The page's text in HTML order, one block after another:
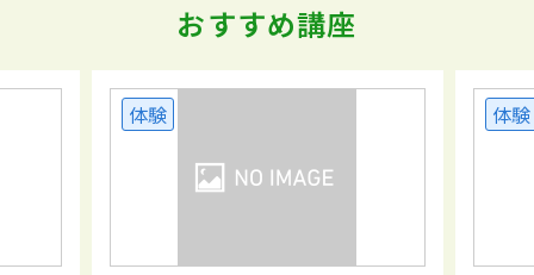
おすすめ講座
体験 体験